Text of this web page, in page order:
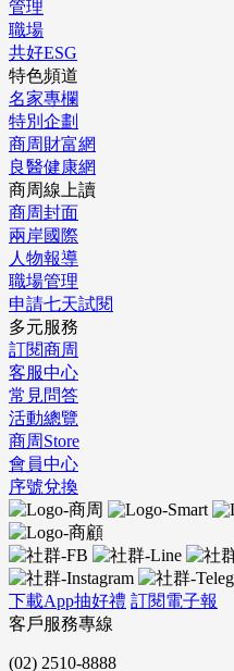
管理
職場
共好ESG
特色頻道
名家專欄
特別企劃
商周財富網
良醫健康網
商周線上讀
商周封面
兩岸國際
人物報導
職場管理
申請七天試閱
多元服務
訂閱商周
客服中心
常見問答
活動總覽
商周Store
會員中心
序號兌換
下載App抽好禮 訂閱電子報
客戶服務專線
(02) 2510-8888